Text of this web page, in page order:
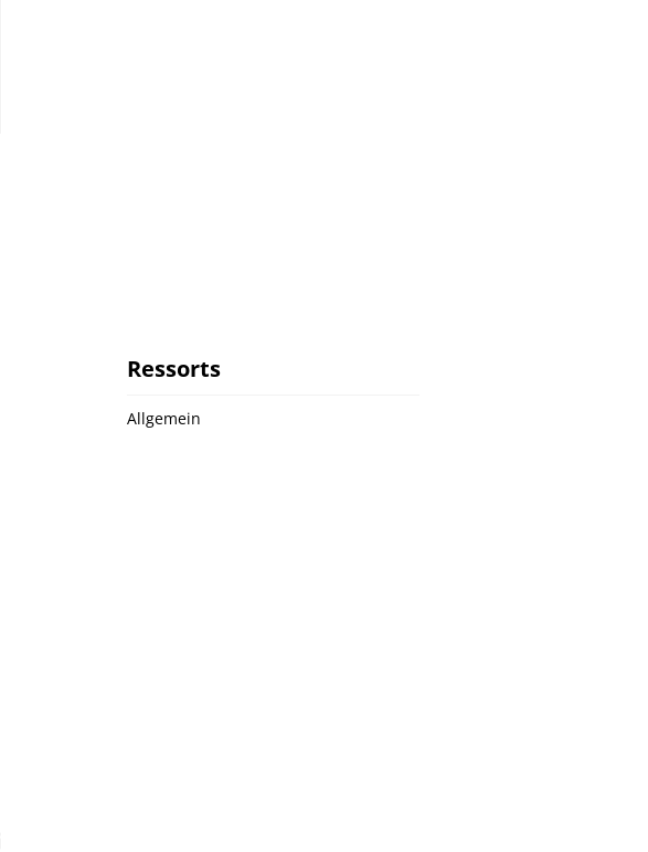
Ressorts
Allgemein